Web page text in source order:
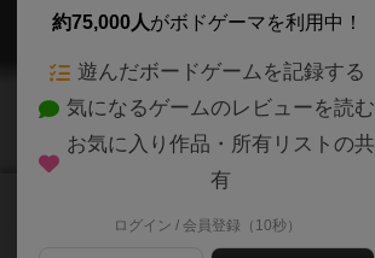
オレゴン
Oregon
約75,000人がボドゲーマを利用中！
遊んだボードゲームを記録する
気になるゲームのレビューを読む
お気に入り作品・所有リストの共
有
ログイン / 会員登録（10秒）